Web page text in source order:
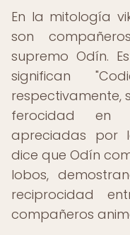
En la mitología
son
supremo Odín.
significan
respectivamente,
ferocidad en
apreciadas por
dice que Odín
lobos,
reciprocidad
compañeros